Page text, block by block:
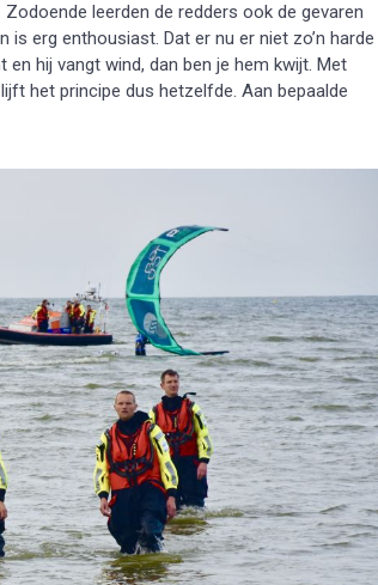
leerden de redders ook de gevaren
is erg enthousiast. Dat er nu er niet zo’n harde
hij vangt wind, dan ben je hem kwijt. Met
het principe dus hetzelfde. Aan bepaalde